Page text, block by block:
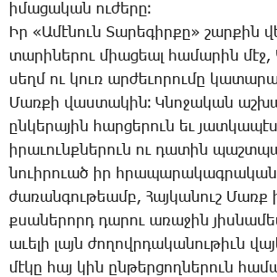
ի­մա­ցա­կան ու­ժե­րը։
Իր «Ա­մէ­նուն ­Տա­րե­գիր­քը» շար­քին
տա­րի­նե­րու միա­ցեալ հա­մա­րին
սեղմ ու կուռ ար­ժե­ւո­րու­մը
­Մառ­քի վաս­տա­կին։ Կ­նո­ջա­կան
ըն­կե­րա­յին հար­ցե­րուն եւ
ի­րա­ւունք­նե­րուն ու դա­տին
նո­ւի­րո­ւած իր
ժա­ռան­գու­թեամբ, ­Հայ­կա­նուշ ­Մառք
քսա­նե­րորդ դա­րու ա­ռա­ջին
ա­ւե­լի լայն ժո­ղովր­դա­կա­նու­թիւն
մէ­կը հայ կին ըն­թեր­ցող­նե­րուն